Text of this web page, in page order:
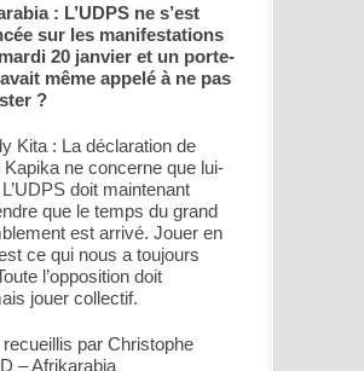
: L’UDPS ne s’est
sur les manifestations
20 janvier et un porte-
même appelé à ne pas
?
Kita : La déclaration de
ne concerne que lui-
doit maintenant
que le temps du grand
est arrivé. Jouer en
ce qui nous a toujours
l’opposition doit
jouer collectif.
par Christophe
– Afrikarabia